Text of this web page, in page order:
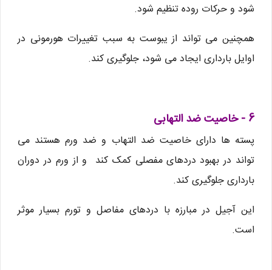
شود و حرکات روده تنظیم شود.
همچنین می تواند از یبوست به سبب تغییرات هورمونی در
اوایل بارداری ایجاد می شود، جلوگیری کند.
6 - خاصیت ضد التهابی
پسته ها دارای خاصیت ضد التهاب و ضد ورم هستند می
تواند در بهبود دردهای مفصلی کمک کند و از ورم در دوران
بارداری جلوگیری کند.
این آجیل در مبارزه با دردهای مفاصل و تورم بسیار موثر
است.